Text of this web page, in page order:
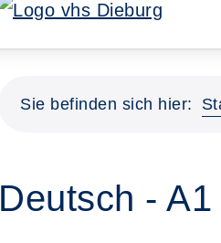
Sie befinden sich hier:
Deutsch -